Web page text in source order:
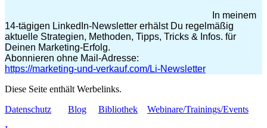
In meinem
14-tägigen LinkedIn-Newsletter erhälst Du regelmäßig
aktuelle Strategien, Methoden, Tipps, Tricks & Infos. für
Deinen Marketing-Erfolg.
Abonnieren ohne Mail-Adresse:
https://marketing-und-verkauf.com/Li-Newsletter
Diese Seite enthält Werbelinks.
Datenschutz
Blog Bibliothek
Webinare/Trainings/Events